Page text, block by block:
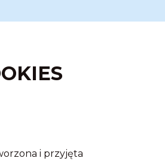
i przyjęta